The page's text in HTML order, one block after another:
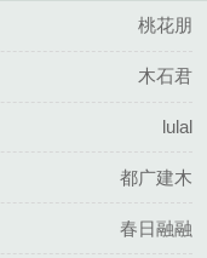
桃花朋
木石君
lulal
都广建木
春日融融